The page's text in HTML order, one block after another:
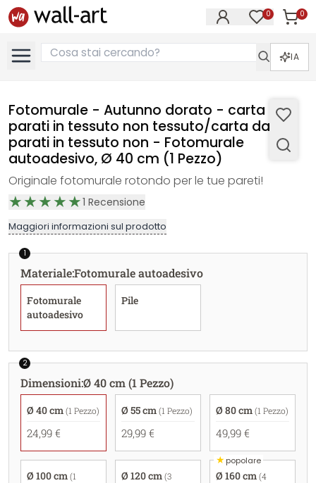
0 0
IA
Fotomurale - Autunno dorato - carta da
parati in tessuto non tessuto/carta da
parati in tessuto non - Fotomurale
autoadesivo, Ø 40 cm (1 Pezzo)
Originale fotomurale rotondo per le tue pareti!
1 Recensione
Maggiori informazioni sul prodotto
1
Materiale:Fotomurale autoadesivo
Fotomurale
autoadesivo
Pile
2
Dimensioni:Ø 40 cm (1 Pezzo)
Ø 40 cm (1 Pezzo)
24,99 €
Ø 55 cm (1 Pezzo)
29,99 €
Ø 80 cm (1 Pezzo)
49,99 €
Ø 100 cm (1
Ø 120 cm (3
★popolare
Ø 160 cm (4